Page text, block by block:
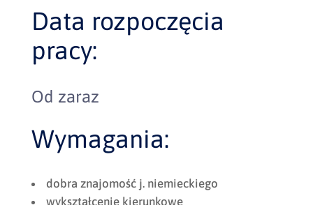
Data rozpoczęcia
pracy:
Od zaraz
Wymagania:
dobra znajomość j. niemieckiego
wykształcenie kierunkowe